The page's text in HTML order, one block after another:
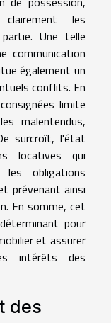
les
Une telle
communication
également un
conflits. En
limite
malentendus,
surcroît, l'état
locatives qui
obligations
prévenant ainsi
En somme, cet
pour
et assurer
intérêts des
des